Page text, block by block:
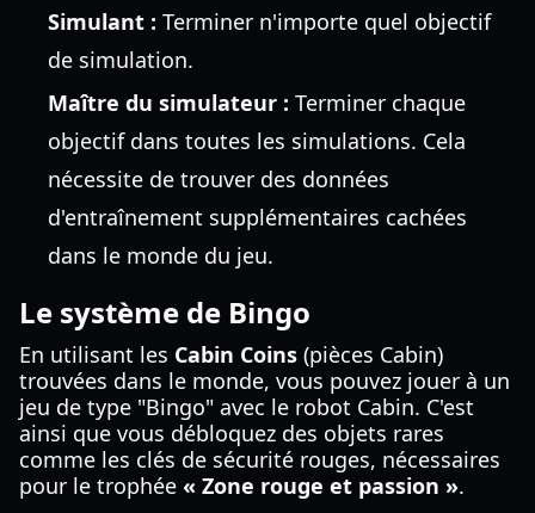
Simulant : Terminer n'importe quel objectif
de simulation.
Maître du simulateur : Terminer chaque
objectif dans toutes les simulations. Cela
nécessite de trouver des données
d'entraînement supplémentaires cachées
dans le monde du jeu.
Le système de Bingo
En utilisant les Cabin Coins (pièces Cabin)
trouvées dans le monde, vous pouvez jouer à un
jeu de type "Bingo" avec le robot Cabin. C'est
ainsi que vous débloquez des objets rares
comme les clés de sécurité rouges, nécessaires
pour le trophée « Zone rouge et passion ».